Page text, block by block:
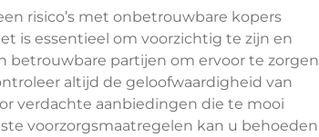
risico’s met onbetrouwbare kopers
is essentieel om voorzichtig te zijn en
partijen om ervoor te zorgen
altijd de geloofwaardigheid van
verdachte aanbiedingen die te mooi
voorzorgsmaatregelen kan u behoeden